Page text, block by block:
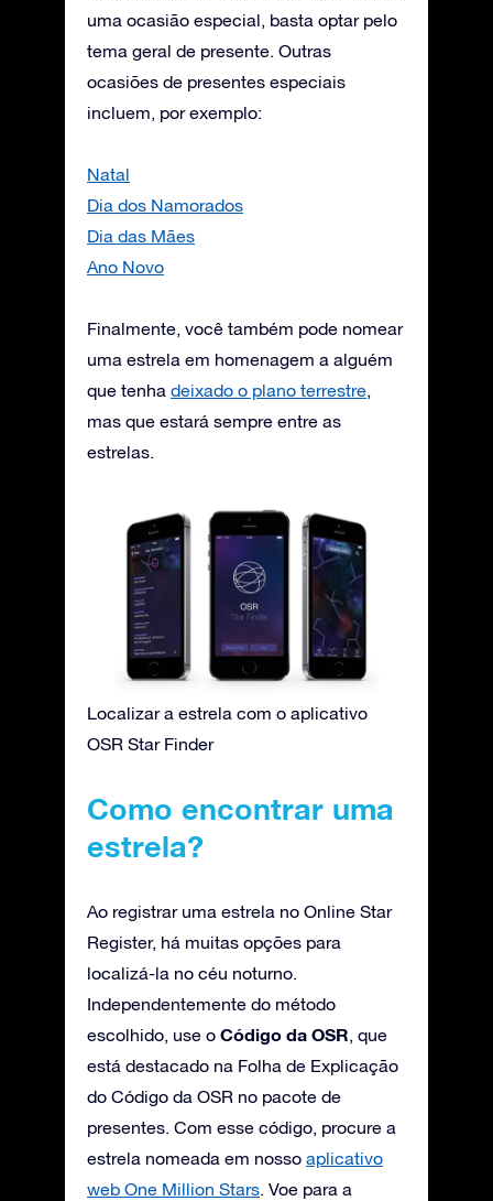
uma ocasião especial, basta optar pelo
tema geral de presente. Outras
ocasiões de presentes especiais
incluem, por exemplo:
Natal
Dia dos Namorados
Dia das Mães
Ano Novo
Finalmente, você também pode nomear
uma estrela em homenagem a alguém
que tenha deixado o plano terrestre,
mas que estará sempre entre as
estrelas.
Localizar a estrela com o aplicativo
OSR Star Finder
Como encontrar uma
estrela?
Ao registrar uma estrela no Online Star
Register, há muitas opções para
localizá-la no céu noturno.
Independentemente do método
escolhido, use o Código da OSR, que
está destacado na Folha de Explicação
do Código da OSR no pacote de
presentes. Com esse código, procure a
estrela nomeada em nosso aplicativo
web One Million Stars. Voe para a